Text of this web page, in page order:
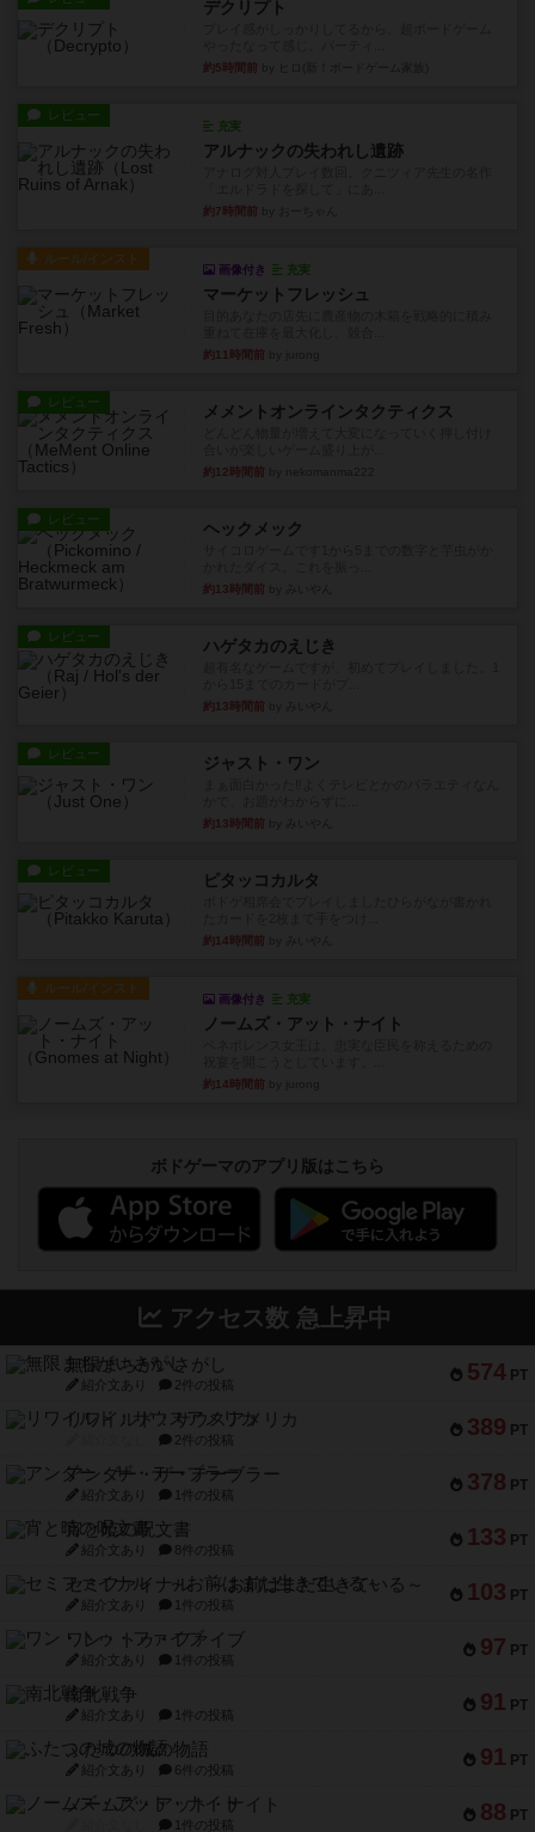
デクリプト
約5時間前
レビュー
充実
アルナックの失われし遺跡
約7時間前
ルール/インスト
画像付き 充実
マーケットフレッシュ
約11時間前
レビュー メメントオンラインタクティクス
約12時間前
レビュー ヘックメック
約13時間前
レビュー ハゲタカのえじき
約13時間前
レビュー ジャスト・ワン
約13時間前
レビュー ピタッコカルタ
約14時間前
ルール/インスト
画像付き 充実
ノームズ・アット・ナイト
約14時間前
ボドゲーマのアプリ版はこちら
アクセス数 急上昇中
574 PT
無限まちがいさがし
紹介文あり 2件の投稿
389 PT
リワイルド：サウスアメリカ
2件の投稿
378 PT
アンダー・ザ・テーブラー
紹介文あり 1件の投稿
133 PT
宵と暁の呪文書
紹介文あり 8件の投稿
103 PT
セミファイナル ～お前はまだ生きている～
紹介文あり 1件の投稿
97 PT
ワン・トゥ・ファイブ
紹介文あり 1件の投稿
91 PT
南北戦争
紹介文あり 1件の投稿
91 PT
ふたつの城の物語
紹介文あり 6件の投稿
88 PT
ノームズ・アット・ナイト
1件の投稿